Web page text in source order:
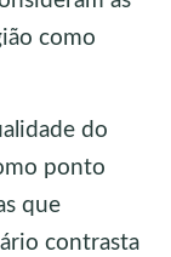
como
do
ponto
que
contrasta